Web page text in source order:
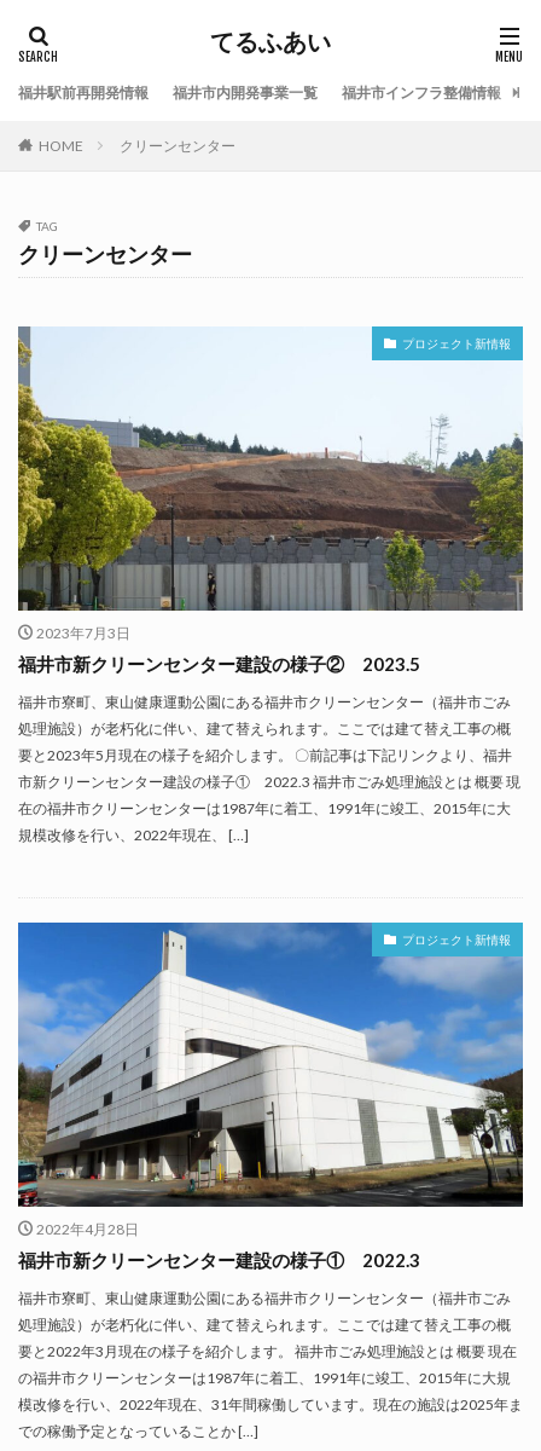
てるふあい
福井駅前再開発情報 福井市内開発事業一覧 福井市インフラ整備情報
HOME クリーンセンター
TAG
クリーンセンター
プロジェクト新情報
2023年7月3日
福井市新クリーンセンター建設の様子② 2023.5
福井市寮町、東山健康運動公園にある福井市クリーンセンター（福井市ごみ
処理施設）が老朽化に伴い、建て替えられます。ここでは建て替え工事の概
要と2023年5月現在の様子を紹介します。 〇前記事は下記リンクより、福井
市新クリーンセンター建設の様子① 2022.3 福井市ごみ処理施設とは 概要 現
在の福井市クリーンセンターは1987年に着工、1991年に竣工、2015年に大
規模改修を行い、2022年現在、 […]
プロジェクト新情報
2022年4月28日
福井市新クリーンセンター建設の様子① 2022.3
福井市寮町、東山健康運動公園にある福井市クリーンセンター（福井市ごみ
処理施設）が老朽化に伴い、建て替えられます。ここでは建て替え工事の概
要と2022年3月現在の様子を紹介します。 福井市ごみ処理施設とは 概要 現在
の福井市クリーンセンターは1987年に着工、1991年に竣工、2015年に大規
模改修を行い、2022年現在、31年間稼働しています。現在の施設は2025年ま
での稼働予定となっていることか […]